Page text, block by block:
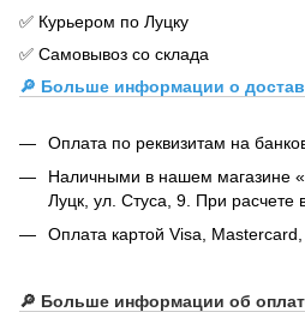
✅ Курьером по Луцку
✅ Самовывоз со склада
🔎 Больше информации о
Оплата по реквизитам на
Наличными в нашем магазине
Луцк, ул. Стуса, 9. При расчете
Оплата картой Visa,
🔎 Больше информации об